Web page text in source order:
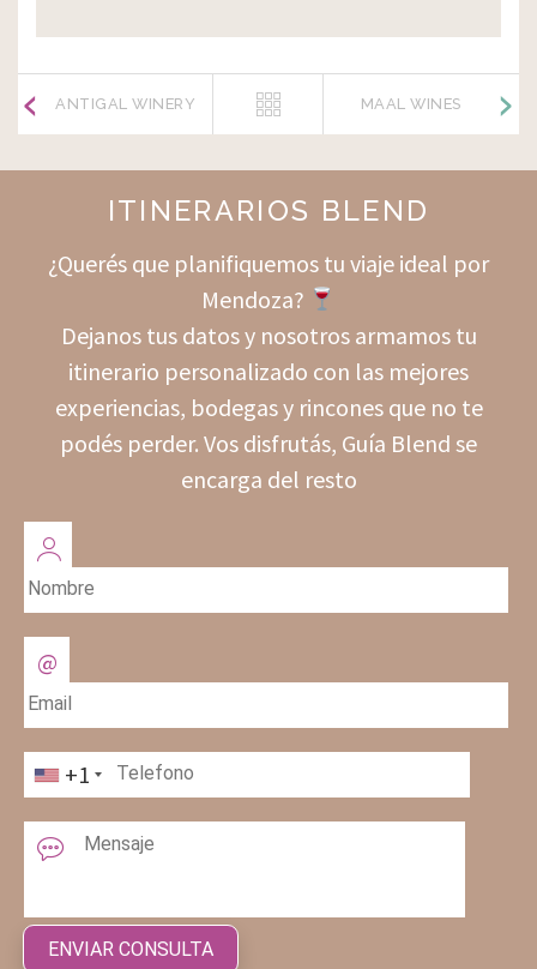
ANTIGAL WINERY MAAL WINES
ITINERARIOS BLEND
¿Querés que planifiquemos tu viaje ideal por
Mendoza?
Dejanos tus datos y nosotros armamos tu
itinerario personalizado con las mejores
experiencias, bodegas y rincones que no te
podés perder. Vos disfrutás, Guía Blend se
encarga del resto
+1